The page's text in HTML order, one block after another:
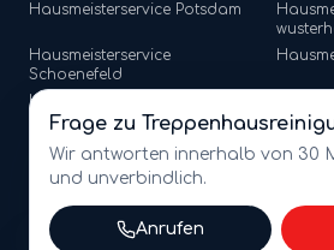
Hausmeisterservice Potsdam
Hausmeisterservice
Schoenefeld
Hausmeisterservice
Oranienburg
Hausmeisterservice Strausberg
2026
amt multiservices GmbH ·
Frage zu
Wir antworten innerhalb von 30
und unverbindlich.
Anrufen